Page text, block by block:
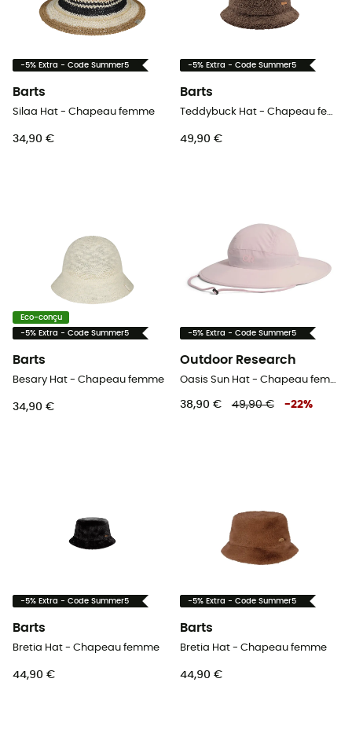
-5% Extra - Code Summer5
Barts
Silaa Hat - Chapeau femme
34,90 €
-5% Extra - Code Summer5
Barts
Teddybuck Hat - Chapeau femme
49,90 €
Eco-conçu
-5% Extra - Code Summer5
Barts
Besary Hat - Chapeau femme
34,90 €
-5% Extra - Code Summer5
Outdoor Research
Oasis Sun Hat - Chapeau femme
38,90 € 49,90 € -22%
-5% Extra - Code Summer5
Barts
Bretia Hat - Chapeau femme
44,90 €
-5% Extra - Code Summer5
Barts
Bretia Hat - Chapeau femme
44,90 €